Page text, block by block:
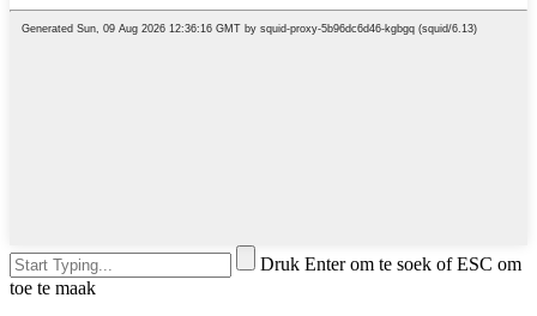
Druk Enter om te soek of ESC om
toe te maak